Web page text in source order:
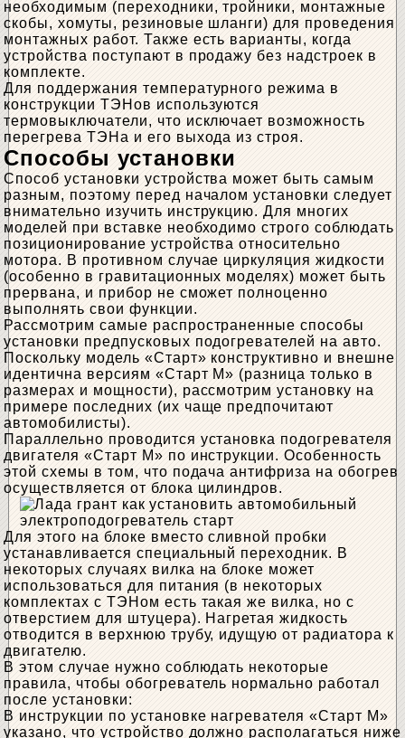
необходимым (переходники, тройники, монтажные
скобы, хомуты, резиновые шланги) для проведения
монтажных работ. Также есть варианты, когда
устройства поступают в продажу без надстроек в
комплекте.
Для поддержания температурного режима в
конструкции ТЭНов используются
термовыключатели, что исключает возможность
перегрева ТЭНа и его выхода из строя.
Способы установки
Способ установки устройства может быть самым
разным, поэтому перед началом установки следует
внимательно изучить инструкцию. Для многих
моделей при вставке необходимо строго соблюдать
позиционирование устройства относительно
мотора. В противном случае циркуляция жидкости
(особенно в гравитационных моделях) может быть
прервана, и прибор не сможет полноценно
выполнять свои функции.
Рассмотрим самые распространенные способы
установки предпусковых подогревателей на авто.
Поскольку модель «Старт» конструктивно и внешне
идентична версиям «Старт М» (разница только в
размерах и мощности), рассмотрим установку на
примере последних (их чаще предпочитают
автомобилисты).
Параллельно проводится установка подогревателя
двигателя «Старт М» по инструкции. Особенность
этой схемы в том, что подача антифриза на обогрев
осуществляется от блока цилиндров.
Для этого на блоке вместо сливной пробки
устанавливается специальный переходник. В
некоторых случаях вилка на блоке может
использоваться для питания (в некоторых
комплектах с ТЭНом есть такая же вилка, но с
отверстием для штуцера). Нагретая жидкость
отводится в верхнюю трубу, идущую от радиатора к
двигателю.
В этом случае нужно соблюдать некоторые
правила, чтобы обогреватель нормально работал
после установки:
В инструкции по установке нагревателя «Старт М»
указано, что устройство должно располагаться ниже